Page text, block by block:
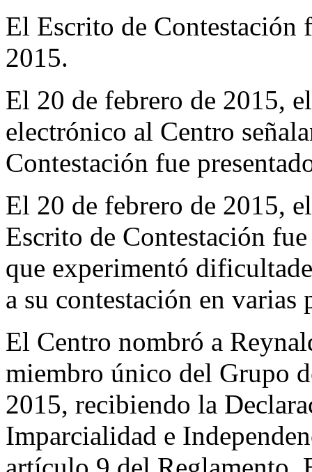
El Escrito de Contestación
2015.
El 20 de febrero de 2015,
electrónico al Centro
Contestación fue
El 20 de febrero de 2015,
Escrito de Contestación
que experimentó
a su contestación en varias
El Centro nombró a
miembro único del Grupo
2015, recibiendo la
Imparcialidad e